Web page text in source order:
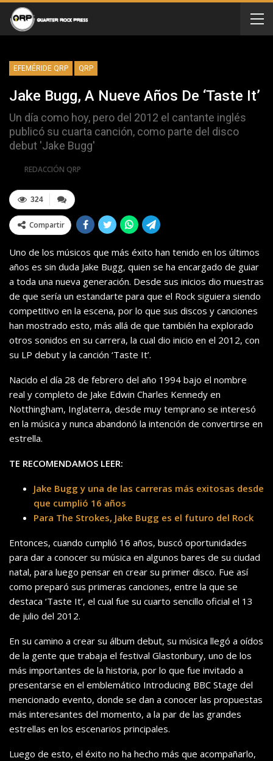
EFEMÉRIDE QRP QRP
Jake Bugg, A Nueve Años De ‘Taste It’
Un día como hoy, pero del 2012 el cantante inglés
publicó su cuarta canción, como parte del disco
debut 'Jake Bugg'
REDACCIÓN QRP
324
Compartir
Uno de los músicos que más éxito han tenido en los últimos
años es sin duda Jake Bugg, quien se ha encargado de guiar
a toda una nueva generación. Desde sus inicios dio muestras
de que sería un estandarte para que el Rock siguiera siendo
competitivo en la escena, por lo que sus discos y canciones
han mostrado esto, más allá de que también ha explorado
otros sonidos en su carrera, la cual dio inicio en el 2012, con
su LP debut y la canción ‘Taste It’.
Nacido el día 28 de febrero del año 1994 bajo el nombre
real y completo de Jake Edwin Charles Kennedy en
Notthingham, Inglaterra, desde muy temprano se interesó
en la música y nunca abandonó la intención de convertirse en
estrella.
TE RECOMENDAMOS LEER:
Jake Bugg y una de las carreras más exitosas desde
que cumplió 16 años
Para The Strokes, Jake Bugg es el futuro del Rock
Entonces, cuando cumplió 16 años, buscó oportunidades
para dar a conocer su música en algunos bares de su ciudad
natal, para luego pensar en crear su primer disco. Fue así
como preparó sus primeras canciones, entre la que se
destaca ‘Taste It’, el cual fue su cuarto sencillo oficial el 13
de julio del 2012.
En su camino a crear su álbum debut, su música llegó a oídos
de la gente que trabaja el festival Glastonbury, uno de los
más importantes de la historia, por lo que fue invitado a
presentarse en el emblemático Introducing BBC Stage del
mencionado evento, donde se dan a conocer las propuestas
más interesantes del momento, a la par de las grandes
estrellas en los escenarios principales.
Luego de esto, el éxito no ha hecho más que acompañarlo,